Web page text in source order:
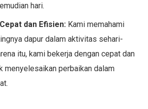
hari.
dan Efisien: Kami memahami
dapur dalam aktivitas sehari-
itu, kami bekerja dengan cepat dan
menyelesaikan perbaikan dalam